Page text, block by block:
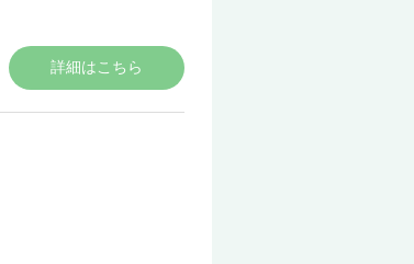
詳細はこちら